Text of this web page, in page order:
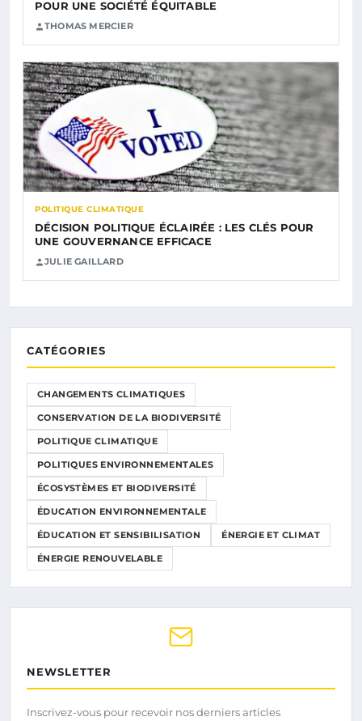
POUR UNE SOCIÉTÉ ÉQUITABLE
THOMAS MERCIER
POLITIQUE CLIMATIQUE
DÉCISION POLITIQUE ÉCLAIRÉE : LES CLÉS POUR
UNE GOUVERNANCE EFFICACE
JULIE GAILLARD
CATÉGORIES
CHANGEMENTS CLIMATIQUES
CONSERVATION DE LA BIODIVERSITÉ
POLITIQUE CLIMATIQUE
POLITIQUES ENVIRONNEMENTALES
ÉCOSYSTÈMES ET BIODIVERSITÉ
ÉDUCATION ENVIRONNEMENTALE
ÉDUCATION ET SENSIBILISATION ÉNERGIE ET CLIMAT
ÉNERGIE RENOUVELABLE
NEWSLETTER
Inscrivez-vous pour recevoir nos derniers articles